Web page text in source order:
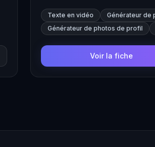
Texte en vidéo Générateur de
Générateur de photos de profil
Voir la fiche